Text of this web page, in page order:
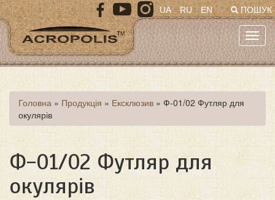
Перейти
до
основного
матеріалу
ПОШУК
UA RU EN
Ви
є
тут
Головна » Продукція » Ексклюзив » Ф-01/02 Футляр для
окулярів
Ф-01/02 Футляр для
окулярів